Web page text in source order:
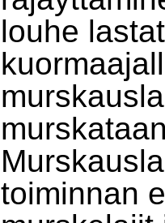
louhe
toiminnan